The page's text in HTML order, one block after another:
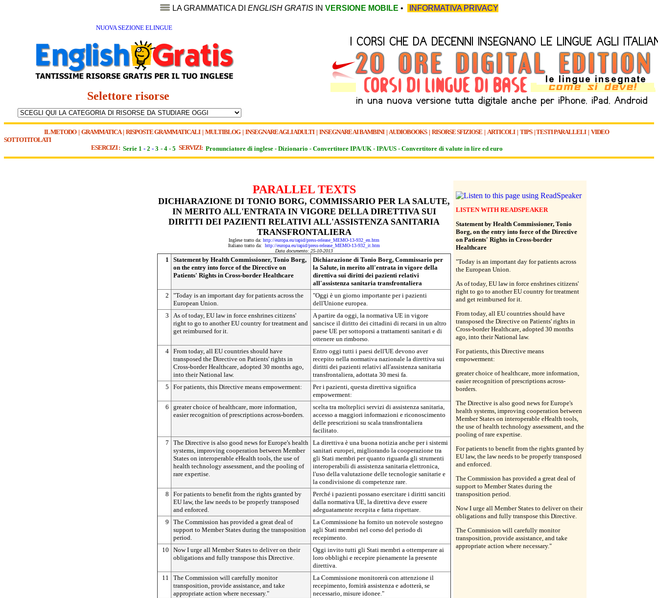
LA GRAMMATICA DI ENGLISH GRATIS IN VERSIONE MOBILE • INFORMATIVA PRIVACY
NUOVA SEZIONE ELINGUE
Selettore risorse
IL METODO| GRAMMATICA| RISPOSTE GRAMMATICALI| MULTIBLOG| INSEGNARE AGLI ADULTI | INSEGNARE AI BAMBINI| AUDIOBOOKS| RISORSE SFIZIOSE | ARTICOLI| TIPS|TESTI PARALLELI| VIDEO
SOTTOTITOLATI
ESERCIZI : Serie 1 - 2 - 3 - 4 - 5 SERVIZI: Pronunciatore di inglese - Dizionario - Convertitore IPA/UK - IPA/US - Convertitore di valute in lire ed euro
PARALLEL TEXTS
DICHIARAZIONE DI TONIO BORG, COMMISSARIO PER LA SALUTE,
IN MERITO ALL'ENTRATA IN VIGORE DELLA DIRETTIVA SUI
DIRITTI DEI PAZIENTI RELATIVI ALL'ASSISTENZA SANITARIA
TRANSFRONTALIERA
Inglese tratto da: http://europa.eu/rapid/press-release_MEMO-13-932_en.htm
Italiano tratto da: http://europa.eu/rapid/press-release_MEMO-13-932_it.htm
Data documento: 25-10-2013
1
Statement by Health Commissioner, Tonio Borg,
on the entry into force of the Directive on
Patients' Rights in Cross-border Healthcare
Dichiarazione di Tonio Borg, Commissario per
la Salute, in merito all'entrata in vigore della
direttiva sui diritti dei pazienti relativi
all'assistenza sanitaria transfrontaliera
2
"Today is an important day for patients across the
European Union.
"Oggi è un giorno importante per i pazienti
dell'Unione europea.
3
As of today, EU law in force enshrines citizens'
right to go to another EU country for treatment and
get reimbursed for it.
A partire da oggi, la normativa UE in vigore
sancisce il diritto dei cittadini di recarsi in un altro
paese UE per sottoporsi a trattamenti sanitari e di
ottenere un rimborso.
4 From today, all EU countries should have
transposed the Directive on Patients' rights in
Cross-border Healthcare, adopted 30 months ago,
into their National law.
Entro oggi tutti i paesi dell'UE devono aver
recepito nella normativa nazionale la direttiva sui
diritti dei pazienti relativi all'assistenza sanitaria
transfrontaliera, adottata 30 mesi fa.
5
For patients, this Directive means empowerment:
Per i pazienti, questa direttiva significa
empowerment:
6
greater choice of healthcare, more information,
easier recognition of prescriptions across-borders.
scelta tra molteplici servizi di assistenza sanitaria,
accesso a maggiori informazioni e riconoscimento
delle prescrizioni su scala transfrontaliera
facilitato.
7
The Directive is also good news for Europe's health
systems, improving cooperation between Member
States on interoperable eHealth tools, the use of
health technology assessment, and the pooling of
rare expertise.
La direttiva è una buona notizia anche per i sistemi
sanitari europei, migliorando la cooperazione tra
gli Stati membri per quanto riguarda gli strumenti
interoperabili di assistenza sanitaria elettronica,
l'uso della valutazione delle tecnologie sanitarie e
la condivisione di competenze rare.
8
For patients to benefit from the rights granted by
EU law, the law needs to be properly transposed
and enforced.
Perché i pazienti possano esercitare i diritti sanciti
dalla normativa UE, la direttiva deve essere
adeguatamente recepita e fatta rispettare.
9
The Commission has provided a great deal of
support to Member States during the transposition
period.
La Commissione ha fornito un notevole sostegno
agli Stati membri nel corso del periodo di
recepimento.
10
Now I urge all Member States to deliver on their
obligations and fully transpose this Directive.
Oggi invito tutti gli Stati membri a ottemperare ai
loro obblighi e recepire pienamente la presente
direttiva.
11
The Commission will carefully monitor
transposition, provide assistance, and take
appropriate action where necessary."
La Commissione monitorerà con attenzione il
recepimento, fornirà assistenza e adotterà, se
necessario, misure idonee."
LISTEN WITH READSPEAKER
Statement by Health Commissioner, Tonio
Borg, on the entry into force of the Directive
on Patients' Rights in Cross-border
Healthcare
"Today is an important day for patients across
the European Union.
As of today, EU law in force enshrines citizens'
right to go to another EU country for treatment
and get reimbursed for it.
From today, all EU countries should have
transposed the Directive on Patients' rights in
Cross-border Healthcare, adopted 30 months
ago, into their National law.
For patients, this Directive means
empowerment:
greater choice of healthcare, more information,
easier recognition of prescriptions across-
borders.
The Directive is also good news for Europe's
health systems, improving cooperation between
Member States on interoperable eHealth tools,
the use of health technology assessment, and the
pooling of rare expertise.
For patients to benefit from the rights granted by
EU law, the law needs to be properly transposed
and enforced.
The Commission has provided a great deal of
support to Member States during the
transposition period.
Now I urge all Member States to deliver on their
obligations and fully transpose this Directive.
The Commission will carefully monitor
transposition, provide assistance, and take
appropriate action where necessary."